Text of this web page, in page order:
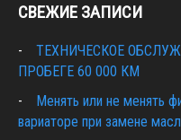
СВЕЖИЕ ЗАПИСИ
ТЕХНИЧЕСКОЕ
ПРОБЕГЕ 60 000 КМ
Менять или не менять
вариаторе при замене